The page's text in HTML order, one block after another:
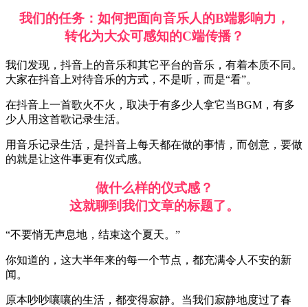
我们的任务：如何把面向音乐人的B端影响力，
转化为大众可感知的C端传播？
我们发现，抖音上的音乐和其它平台的音乐，有着本质不同。
大家在抖音上对待音乐的方式，不是听，而是“看”。
在抖音上一首歌火不火，取决于有多少人拿它当BGM，有多
少人用这首歌记录生活。
用音乐记录生活，是抖音上每天都在做的事情，而创意，要做
的就是让这件事更有仪式感。
做什么样的仪式感？
这就聊到我们文章的标题了。
“不要悄无声息地，结束这个夏天。”
你知道的，这大半年来的每一个节点，都充满令人不安的新
闻。
原本吵吵嚷嚷的生活，都变得寂静。当我们寂静地度过了春